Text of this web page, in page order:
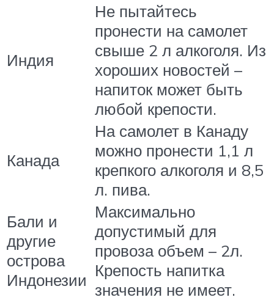
Индия
Не пытайтесь
пронести на самолет
свыше 2 л алкоголя. Из
хороших новостей –
напиток может быть
любой крепости.
Канада
На самолет в Канаду
можно пронести 1,1 л
крепкого алкоголя и 8,5
л. пива.
Бали и
другие
острова
Индонезии
Максимально
допустимый для
провоза объем – 2л.
Крепость напитка
значения не имеет.